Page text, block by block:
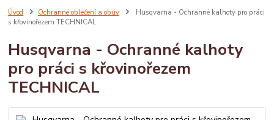
Úvod Ochranné oblečení a obuv
Husqvarna - Ochranné kalhoty pro práci
s křovinořezem TECHNICAL
Husqvarna - Ochranné kalhoty
pro práci s křovinořezem
TECHNICAL